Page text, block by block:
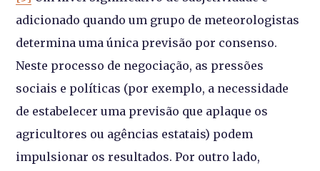
adicionado quando um grupo de meteorologistas
determina uma única previsão por consenso.
Neste processo de negociação, as pressões
sociais e políticas (por exemplo, a necessidade
de estabelecer uma previsão que aplaque os
agricultores ou agências estatais) podem
impulsionar os resultados. Por outro lado,